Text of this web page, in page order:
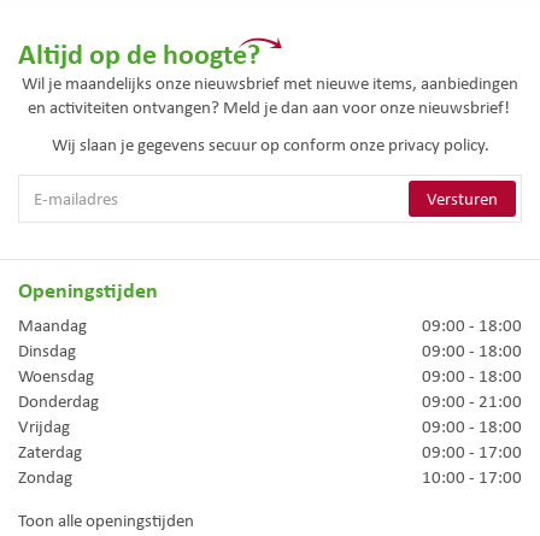
Altijd op de hoogte?
Wil je maandelijks onze nieuwsbrief met nieuwe items, aanbiedingen
en activiteiten ontvangen? Meld je dan aan voor onze nieuwsbrief!
Wij slaan je gegevens secuur op conform onze privacy policy.
Openingstijden
Maandag
09:00 - 18:00
Dinsdag
09:00 - 18:00
Woensdag
09:00 - 18:00
Donderdag
09:00 - 21:00
Vrijdag
09:00 - 18:00
Zaterdag
09:00 - 17:00
Zondag
10:00 - 17:00
Toon alle openingstijden